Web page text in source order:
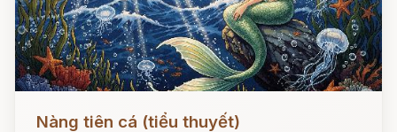
Nàng tiên cá (tiểu thuyết)